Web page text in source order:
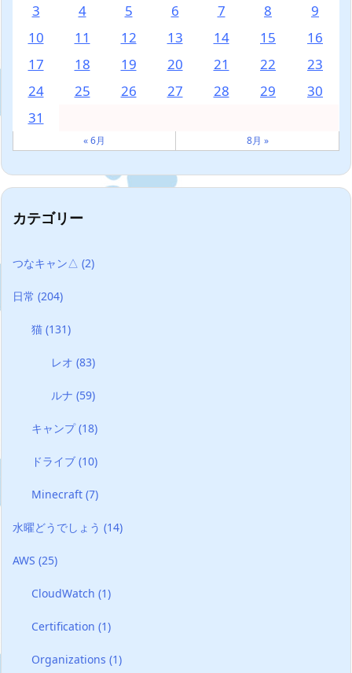
3
4 5 6 7 8
9
10
11 12 13 14 15
16
17
18 19 20 21 22
23
24
25 26 27 28 29
30
31
« 6月 8月 »
カテゴリー
つなキャン△ (2)
日常 (204)
猫(131)
レオ (83)
ルナ (59)
キャンプ(18)
ドライブ(10)
Minecraft(7)
水曜どうでしょう (14)
AWS (25)
CloudWatch(1)
Certification(1)
Organizations(1)